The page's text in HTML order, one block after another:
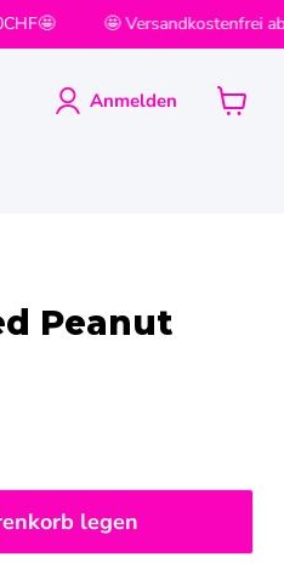
🤩 Versandkostenfrei
Anmelden
Peanut
legen